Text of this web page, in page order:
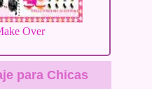
Over
para Chicas